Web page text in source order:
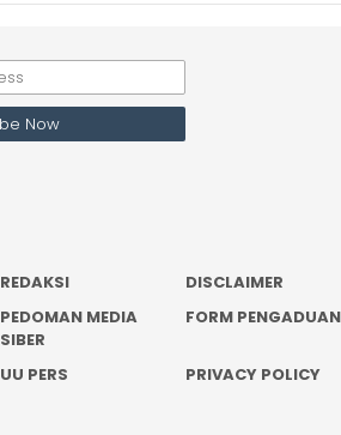
REDAKSI
DISCLAIMER
PEDOMAN MEDIA
SIBER
FORM PENGADUAN
UU PERS
PRIVACY POLICY